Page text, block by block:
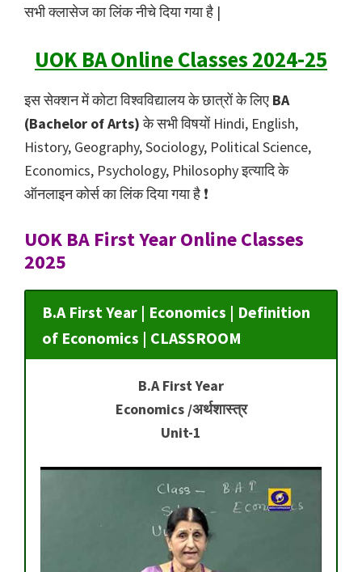
सभी क्लासेज का लिंक नीचे दिया गया है |
UOK BA Online Classes 2024-25
इस सेक्शन में कोटा विश्वविद्यालय के छात्रों के लिए BA
(Bachelor of Arts)के सभी विषयों Hindi, English,
History, Geography, Sociology, Political Science,
Economics, Psychology, Philosophy इत्यादि के
ऑनलाइन कोर्स का लिंक दिया गया है ❗️
UOK BA First Year Online Classes
2025
B.A First Year | Economics | Definition
of Economics | CLASSROOM
B.A First Year
Economics /अर्थशास्त्र
Unit-1